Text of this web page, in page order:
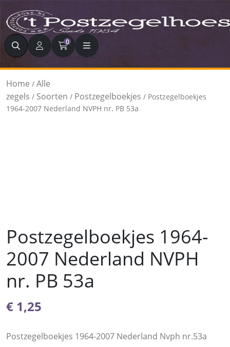
Zoeken 0
Home / Alle
zegels / Soorten / Postzegelboekjes / Postzegelboekjes
1964-2007 Nederland NVPH nr. PB 53a
Postzegelboekjes 1964-
2007 Nederland NVPH
nr. PB 53a
€ 1,25
Postzegelboekjes 1964-2007 Nederland Nvph nr.53a